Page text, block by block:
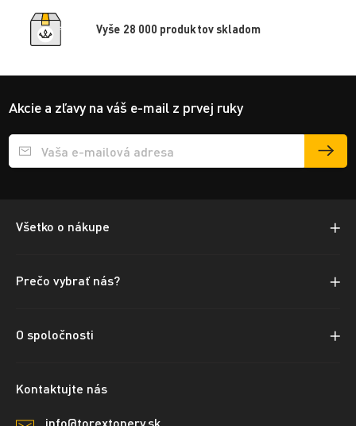
Vyše 28 000 produktov skladom
Akcie a zľavy na váš e-mail z prvej ruky
Přihlášení e-mailu k odběru
Všetko o nákupe
Prečo vybrať nás?
O spoločnosti
Kontaktujte nás
info@torextonery.sk